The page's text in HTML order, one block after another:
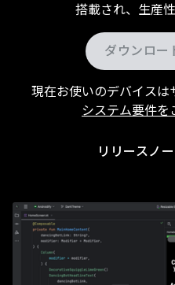
搭載され、生産
ダウンロー
現在お使いのデバイスは
システム要件を
リリースノ